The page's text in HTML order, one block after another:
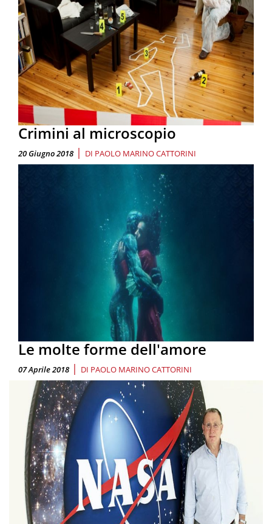
Crimini al microscopio
20 Giugno 2018 | DI PAOLO MARINO CATTORINI
Le molte forme dell'amore
07 Aprile 2018 | DI PAOLO MARINO CATTORINI